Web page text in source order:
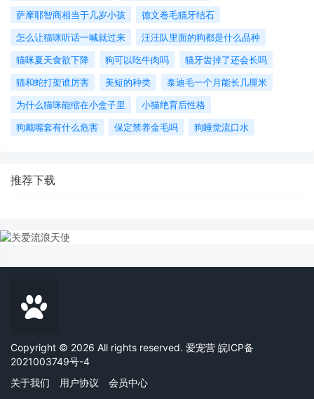
萨摩耶智商相当于几岁小孩
德文卷毛猫牙结石
怎么让猫咪听话一喊就过来
汪汪队里面的狗都是什么品种
猫咪夏天食欲下降
狗可以吃牛肉吗
猫牙齿掉了还会长吗
猫和蛇打架谁厉害
美短的种类
泰迪毛一个月能长几厘米
为什么猫咪能缩在小盒子里
小猫绝育后性格
狗戴嘴套有什么危害
保定禁养金毛吗 狗睡觉流口水
推荐下载
Copyright © 2026 All rights reserved. 爱宠营 皖ICP备
2021003749号-4
关于我们
用户协议 会员中心